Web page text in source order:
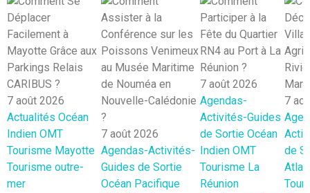
7 août 2026
Actualités Océan
Indien OMT
Tourisme Mayotte
Tourisme outre-
mer
7 août 2026
Agendas-Activités-
Guides de Sortie
Océan Pacifique
7 août 2026
Agendas-
Activités-Guides
de Sortie Océan
Indien OMT
Tourisme La
Réunion
7
de